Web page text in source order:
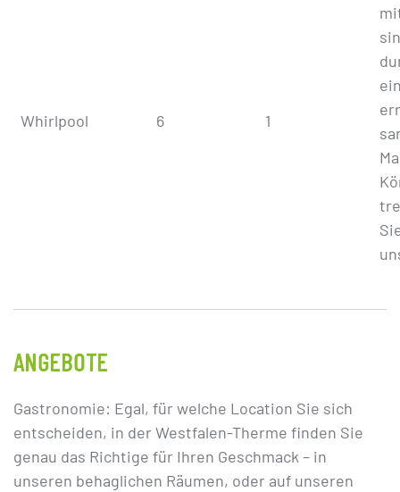
Whirlpool 6 1
ANGEBOTE
Gastronomie: Egal, für welche Location Sie sich
entscheiden, in der Westfalen-Therme finden Sie
genau das Richtige für Ihren Geschmack – in
unseren behaglichen Räumen, oder auf unseren